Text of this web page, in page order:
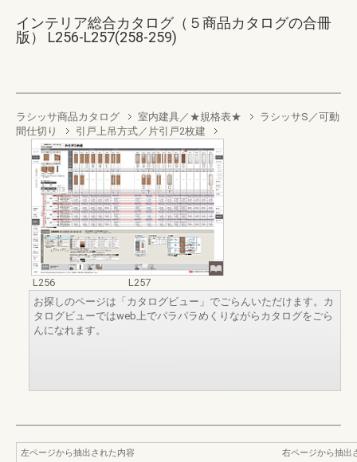
インテリア総合カタログ（５商品カタログの合冊
版） L256-L257(258-259)
ラシッサ商品カタログ 室内建具／★規格表★
ラシッサS／可動
間仕切り
引戸上吊方式／片引戸2枚建
L256
L257
お探しのページは「カタログビュー」でごらんいただけます。カ
タログビューではweb上でパラパラめくりながらカタログをごら
んになれます。
左ページから抽出された内容
右ページから抽出